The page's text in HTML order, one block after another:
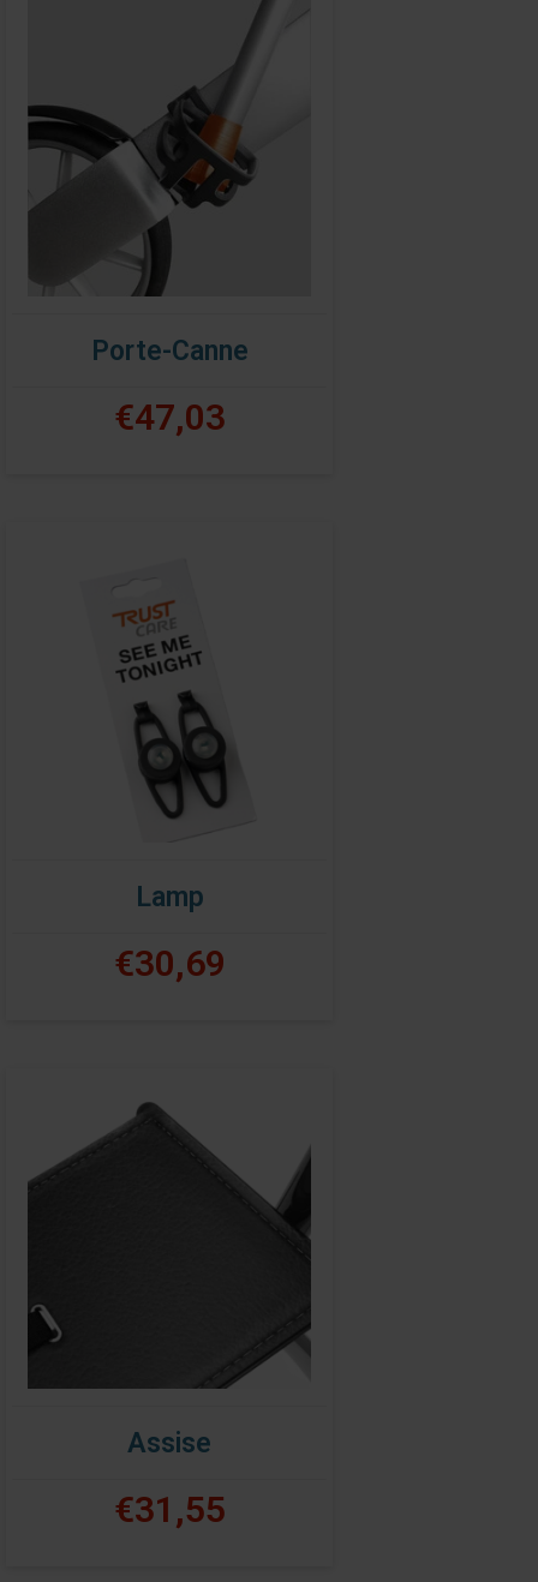
Porte-Canne
€47,03
Lamp
€30,69
Assise
€31,55